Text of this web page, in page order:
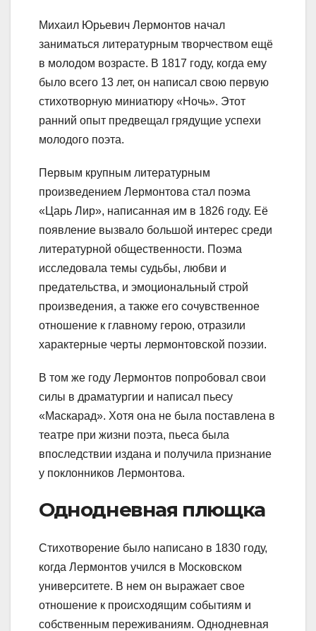
Михаил Юрьевич Лермонтов начал
заниматься литературным творчеством ещё
в молодом возрасте. В 1817 году, когда ему
было всего 13 лет, он написал свою первую
стихотворную миниатюру «Ночь». Этот
ранний опыт предвещал грядущие успехи
молодого поэта.
Первым крупным литературным
произведением Лермонтова стал поэма
«Царь Лир», написанная им в 1826 году. Её
появление вызвало большой интерес среди
литературной общественности. Поэма
исследовала темы судьбы, любви и
предательства, и эмоциональный строй
произведения, а также его сочувственное
отношение к главному герою, отразили
характерные черты лермонтовской поэзии.
В том же году Лермонтов попробовал свои
силы в драматургии и написал пьесу
«Маскарад». Хотя она не была поставлена в
театре при жизни поэта, пьеса была
впоследствии издана и получила признание
у поклонников Лермонтова.
Однодневная плющка
Стихотворение было написано в 1830 году,
когда Лермонтов учился в Московском
университете. В нем он выражает свое
отношение к происходящим событиям и
собственным переживаниям. Однодневная